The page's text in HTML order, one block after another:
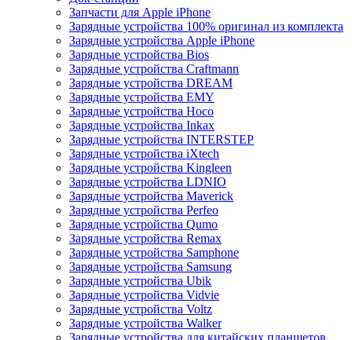
Запчасти для Apple iPhone
Зарядные устройства 100% оригинал из комплекта
Зарядные устройства Apple iPhone
Зарядные устройства Bios
Зарядные устройства Craftmann
Зарядные устройства DREAM
Зарядные устройства EMY
Зарядные устройства Hoco
Зарядные устройства Inkax
Зарядные устройства INTERSTEP
Зарядные устройства iXtech
Зарядные устройства Kingleen
Зарядные устройства LDNIO
Зарядные устройства Maverick
Зарядные устройства Perfeo
Зарядные устройства Qumo
Зарядные устройства Remax
Зарядные устройства Samphone
Зарядные устройства Samsung
Зарядные устройства Ubik
Зарядные устройства Vidvie
Зарядные устройства Voltz
Зарядные устройства Walker
Зарядные устройства для китайских планшетов